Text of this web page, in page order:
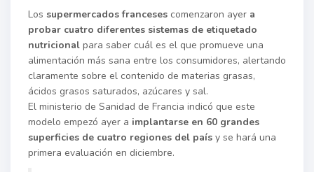
Los supermercados franceses comenzaron ayer a
probar cuatro diferentes sistemas de etiquetado
nutricional para saber cuál es el que promueve una
alimentación más sana entre los consumidores, alertando
claramente sobre el contenido de materias grasas,
ácidos grasos saturados, azúcares y sal.
El ministerio de Sanidad de Francia indicó que este
modelo empezó ayer a implantarse en 60 grandes
superficies de cuatro regiones del país y se hará una
primera evaluación en diciembre.